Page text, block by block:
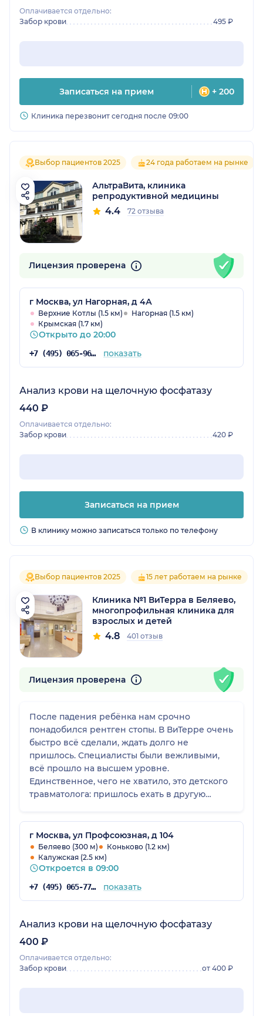
Оплачивается отдельно:
Забор крови
495 ₽
Записаться на прием + 200
Клиника перезвонит сегодня после 09:00
Выбор пациентов 2025 24 года работаем на рынке
АльтраВита, клиника
репродуктивной медицины
4.4 72 отзыва
Лицензия проверена
г Москва, ул Нагорная, д 4А
Верхние Котлы (1.5 км)
Нагорная (1.5 км)
Крымская (1.7 км)
Открыто до 20:00
+7 (495) 065-96-24 показать
Анализ крови на щелочную фосфатазу
440 ₽
Оплачивается отдельно:
Забор крови
420 ₽
Записаться на прием
В клинику можно записаться только по телефону
Выбор пациентов 2025 15 лет работаем на рынке
Клиника №1 ВиТерра в Беляево,
многопрофильная клиника для
взрослых и детей
4.8 401 отзыв
Лицензия проверена
После падения ребёнка нам срочно
понадобился рентген стопы. В ВиТерре очень
быстро всё сделали, ждать долго не
пришлось. Специалисты были вежливыми,
всё прошло на высшем уровне.
Единственное, чего не хватило, это детского
травматолога: пришлось ехать в другую
г Москва, ул Профсоюзная, д 104
Беляево (300 м)
Коньково (1.2 км)
Калужская (2.5 км)
Откроется в 09:00
+7 (495) 065-77-81 показать
Анализ крови на щелочную фосфатазу
400 ₽
Оплачивается отдельно:
Забор крови
от 400 ₽